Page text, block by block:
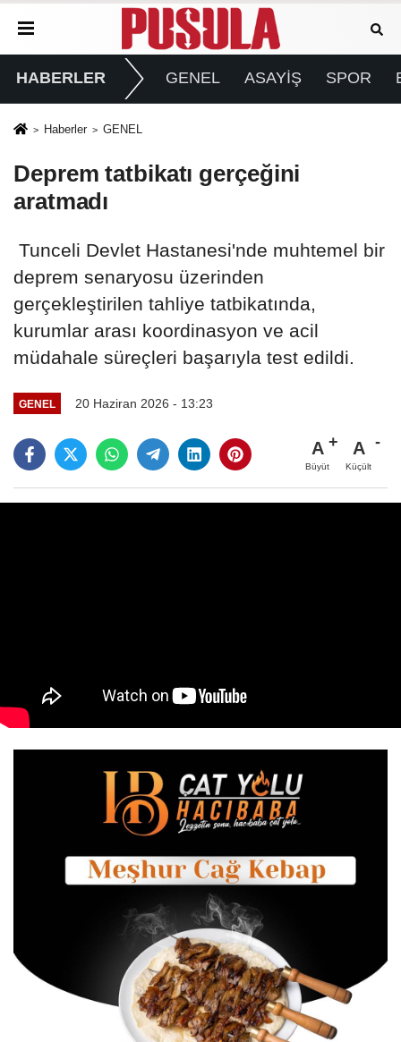
HABERLER GENEL ASAYİŞ SPOR
Haberler GENEL
Deprem tatbikatı gerçeğini
aratmadı
Tunceli Devlet Hastanesi'nde muhtemel bir
deprem senaryosu üzerinden
gerçekleştirilen tahliye tatbikatında,
kurumlar arası koordinasyon ve acil
müdahale süreçleri başarıyla test edildi.
GENEL 20 Haziran 2026 - 13:23
A
Büyüt
A
Küçült